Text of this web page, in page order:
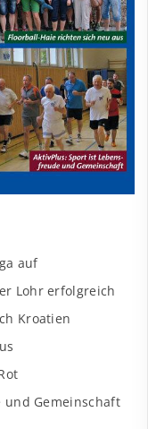
auf
Lohr erfolgreich
Kroatien
und Gemeinschaft